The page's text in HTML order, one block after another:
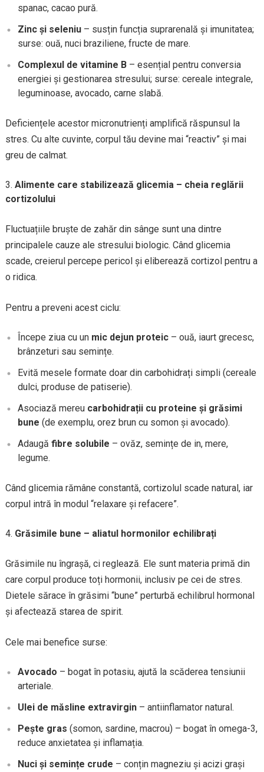
spanac, cacao pură.
Zinc și seleniu– susțin funcția suprarenală și imunitatea;
surse: ouă, nuci braziliene, fructe de mare.
Complexul de vitamine B– esențial pentru conversia
energiei și gestionarea stresului; surse: cereale integrale,
leguminoase, avocado, carne slabă.
Deficiențele acestor micronutrienți amplifică răspunsul la
stres. Cu alte cuvinte, corpul tău devine mai “reactiv” și mai
greu de calmat.
Alimente care stabilizează glicemia – cheia reglării
cortizolului
Fluctuațiile bruște de zahăr din sânge sunt una dintre
principalele cauze ale stresului biologic. Când glicemia
scade, creierul percepe pericol și eliberează cortizol pentru a
o ridica.
Pentru a preveni acest ciclu:
Începe ziua cu un mic dejun proteic– ouă, iaurt grecesc,
brânzeturi sau semințe.
Evită mesele formate doar din carbohidrați simpli (cereale
dulci, produse de patiserie).
Asociază mereu carbohidrații cu proteine și grăsimi
bune (de exemplu, orez brun cu somon și avocado).
Adaugă fibre solubile – ovăz, semințe de in, mere,
legume.
Când glicemia rămâne constantă, cortizolul scade natural, iar
corpul intră în modul “relaxare și refacere”.
Grăsimile bune – aliatul hormonilor echilibrați
Grăsimile nu îngrașă, ci reglează. Ele sunt materia primă din
care corpul produce toți hormonii, inclusiv pe cei de stres.
Dietele sărace în grăsimi “bune” perturbă echilibrul hormonal
și afectează starea de spirit.
Cele mai benefice surse:
Avocado – bogat în potasiu, ajută la scăderea tensiunii
arteriale.
Ulei de măsline extravirgin– antiinflamator natural.
Pește gras (somon, sardine, macrou) – bogat în omega-3,
reduce anxietatea și inflamația.
Nuci și semințe crude – conțin magneziu și acizi grași